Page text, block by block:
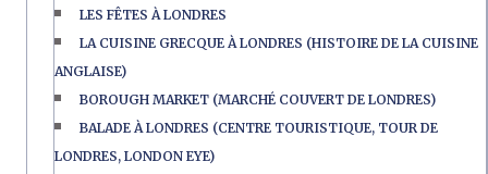
LES FÊTES À LONDRES
LA CUISINE GRECQUE À LONDRES (HISTOIRE DE LA CUISINE
ANGLAISE)
BOROUGH MARKET (MARCHÉ COUVERT DE LONDRES)
BALADE À LONDRES (CENTRE TOURISTIQUE, TOUR DE
LONDRES, LONDON EYE)